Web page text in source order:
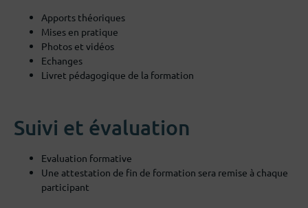
Apports théoriques
Mises en pratique
Photos et vidéos
Echanges
Livret pédagogique de la formation
Suivi et évaluation
Evaluation formative
Une attestation de fin de formation sera remise à chaque
participant